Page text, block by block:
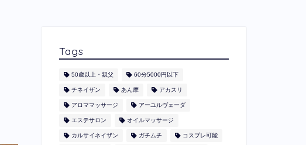
Tags
50歳以上・親父 60分5000円以下
​チネイザン あん摩 アカスリ
アロママッサージ アーユルヴェーダ
エステサロン オイルマッサージ
カルサイネイザン ガチムチ コスプレ可能